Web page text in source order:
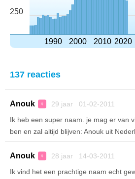
250
1990 2000 2010 2020
137 reacties
Anouk ♀ 29 jaar 01-02-2011
Ik heb een super naam. je mag er van
ben en zal altijd blijven: Anouk uit
Anouk ♀ 28 jaar 14-03-2011
Ik vind het een prachtige naam echt